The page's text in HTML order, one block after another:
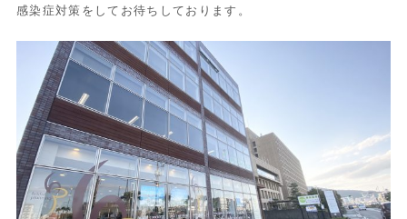
感染症対策をしてお待ちしております。